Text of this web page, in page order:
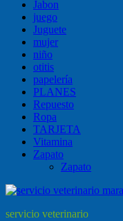
Jabon
juego
Juguete
mujer
niño
otitis
papelería
PLANES
Repuesto
Ropa
TARJETA
Vitamina
Zapato
Zapato
servicio veterinario